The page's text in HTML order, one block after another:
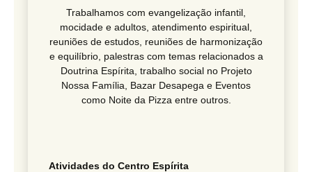
Traba­lhamos com evan­ge­li­zação infantil,
mocidade e adultos, aten­di­mento espi­ri­tual,
reuniões de estudos, reuniões de harmo­ni­zação
e equi­lí­brio, palestras com temas rela­ci­o­nados a
Doutrina Espírita, trabalho social no Projeto
Nossa Família, Bazar Desapega e Eventos
como Noite da Pizza entre outros.
Ativi­dades do Centro Espírita